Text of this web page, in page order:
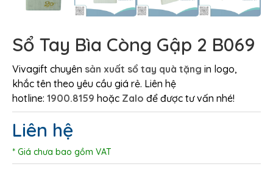
Sổ Tay Bìa Còng Gập 2 B069
Vivagift chuyên sản xuất sổ tay quà tặng in logo,
khắc tên theo yêu cầu giá rẻ. Liên hệ
hotline: 1900.8159 hoặc Zalo để được tư vấn nhé!
Liên hệ
* Giá chưa bao gồm VAT